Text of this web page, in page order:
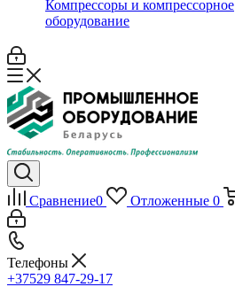
Компрессоры и компрессорное
оборудование
Сравнение0 Отложенные 0
Телефоны
+37529 847-29-17‬